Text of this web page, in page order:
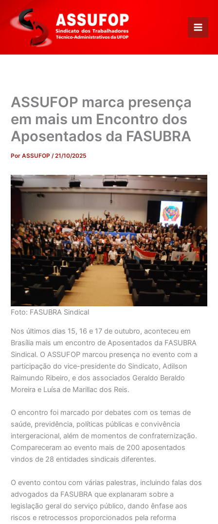
para
conteúdo
ASSUFOP marca presença
em mais um Encontro dos
Aposentados da FASUBRA
PorASSUFOP/21/10/2025
Foto: FASUBRA Sindical
Nos últimos dias 15, 16 e 17 de outubro, aconteceu em
Brasília mais um encontro de Aposentados da FASUBRA
Sindical. O ASSUFOP marcou presença no evento com a
participação do vice-presidente do Sindicato, Adilson
Raimundo Ribeiro, e dos associados Geraldo Beraldo
Moreira e Luísa de Marillac dos Reis.
O encontro foi marcado por debates com os temas de
saúde, previdência, políticas públicas e convivência
intergeracional, além de momentos de confraternização.
Compareceram ao evento mais de 200 aposentados
vindos de 28 entidades sindicais diferentes.
O evento contou com várias palestras, incluindo falas dos
advogados da FASUBRA que explanaram sobre a
legislação geral do serviço público, dando ênfase aos
riscos e retrocessos proporcionados pela reforma